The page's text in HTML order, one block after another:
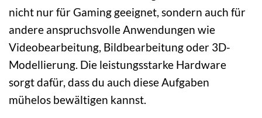
nicht nur für Gaming geeignet, sondern auch für
andere anspruchsvolle Anwendungen wie
Videobearbeitung, Bildbearbeitung oder 3D-
Modellierung. Die leistungsstarke Hardware
sorgt dafür, dass du auch diese Aufgaben
mühelos bewältigen kannst.